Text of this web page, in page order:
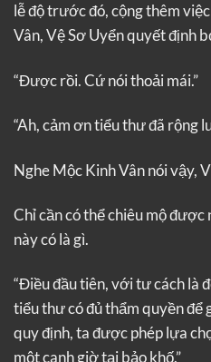
lễ độ trước đó, cộng thêm
Vân, Vệ Sơ Uyển quyết định
“Được rồi. Cứ nói thoải mái.”
“Ah, cảm ơn tiểu thư đã rộng
Nghe Mộc Kinh Vân nói vậy,
Chỉ cần có thể chiêu mộ
này có là gì.
“Điều đầu tiên, với tư cách là
tiểu thư có đủ thẩm quyền để
quy định, ta được phép lựa
một canh giờ tại bảo khố.”